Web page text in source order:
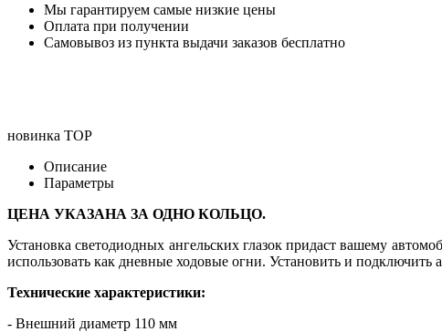
Мы гарантируем самые низкие цены
Оплата при получении
Самовывоз из пункта выдачи заказов бесплатно
новинка TOP
Описание
Параметры
ЦЕНА УКАЗАНА ЗА ОДНО КОЛЬЦО.
Установка светодиодных ангельских глазок придаст вашему
использовать как дневные ходовые огни. Установить и
Технические характеристики:
- Внешний диаметр 110 мм